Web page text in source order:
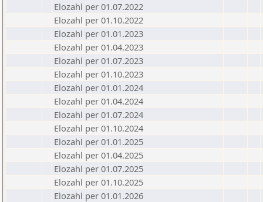
Elozahl per 01.07.2022
Elozahl per 01.10.2022
Elozahl per 01.01.2023
Elozahl per 01.04.2023
Elozahl per 01.07.2023
Elozahl per 01.10.2023
Elozahl per 01.01.2024
Elozahl per 01.04.2024
Elozahl per 01.07.2024
Elozahl per 01.10.2024
Elozahl per 01.01.2025
Elozahl per 01.04.2025
Elozahl per 01.07.2025
Elozahl per 01.10.2025
Elozahl per 01.01.2026